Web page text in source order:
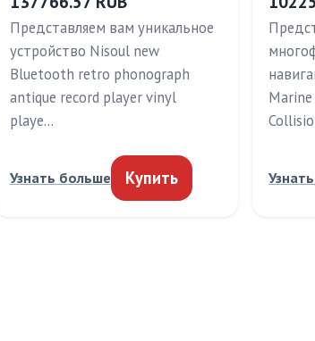
Представляем вам уникальное
устройство Nisoul new
Bluetooth retro phonograph
antique record player vinyl
playe…
Узнать больше Купить